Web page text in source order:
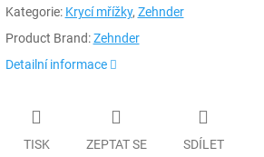
Kategorie: Krycí mřížky, Zehnder
Product Brand: Zehnder
Detailní informace
TISK ZEPTAT SE SDÍLET